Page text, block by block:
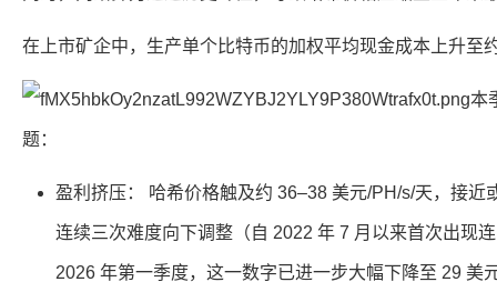
在上市矿企中，生产单个比特币的加权平均现金成本上升至
本
题：
盈利挤压： 哈希价格触及约 36–38 美元/PH/s/天，接近
连续三次难度向下调整（自 2022 年 7 月以来首次出现
2026 年第一季度，这一数字已进一步大幅下降至 29 美